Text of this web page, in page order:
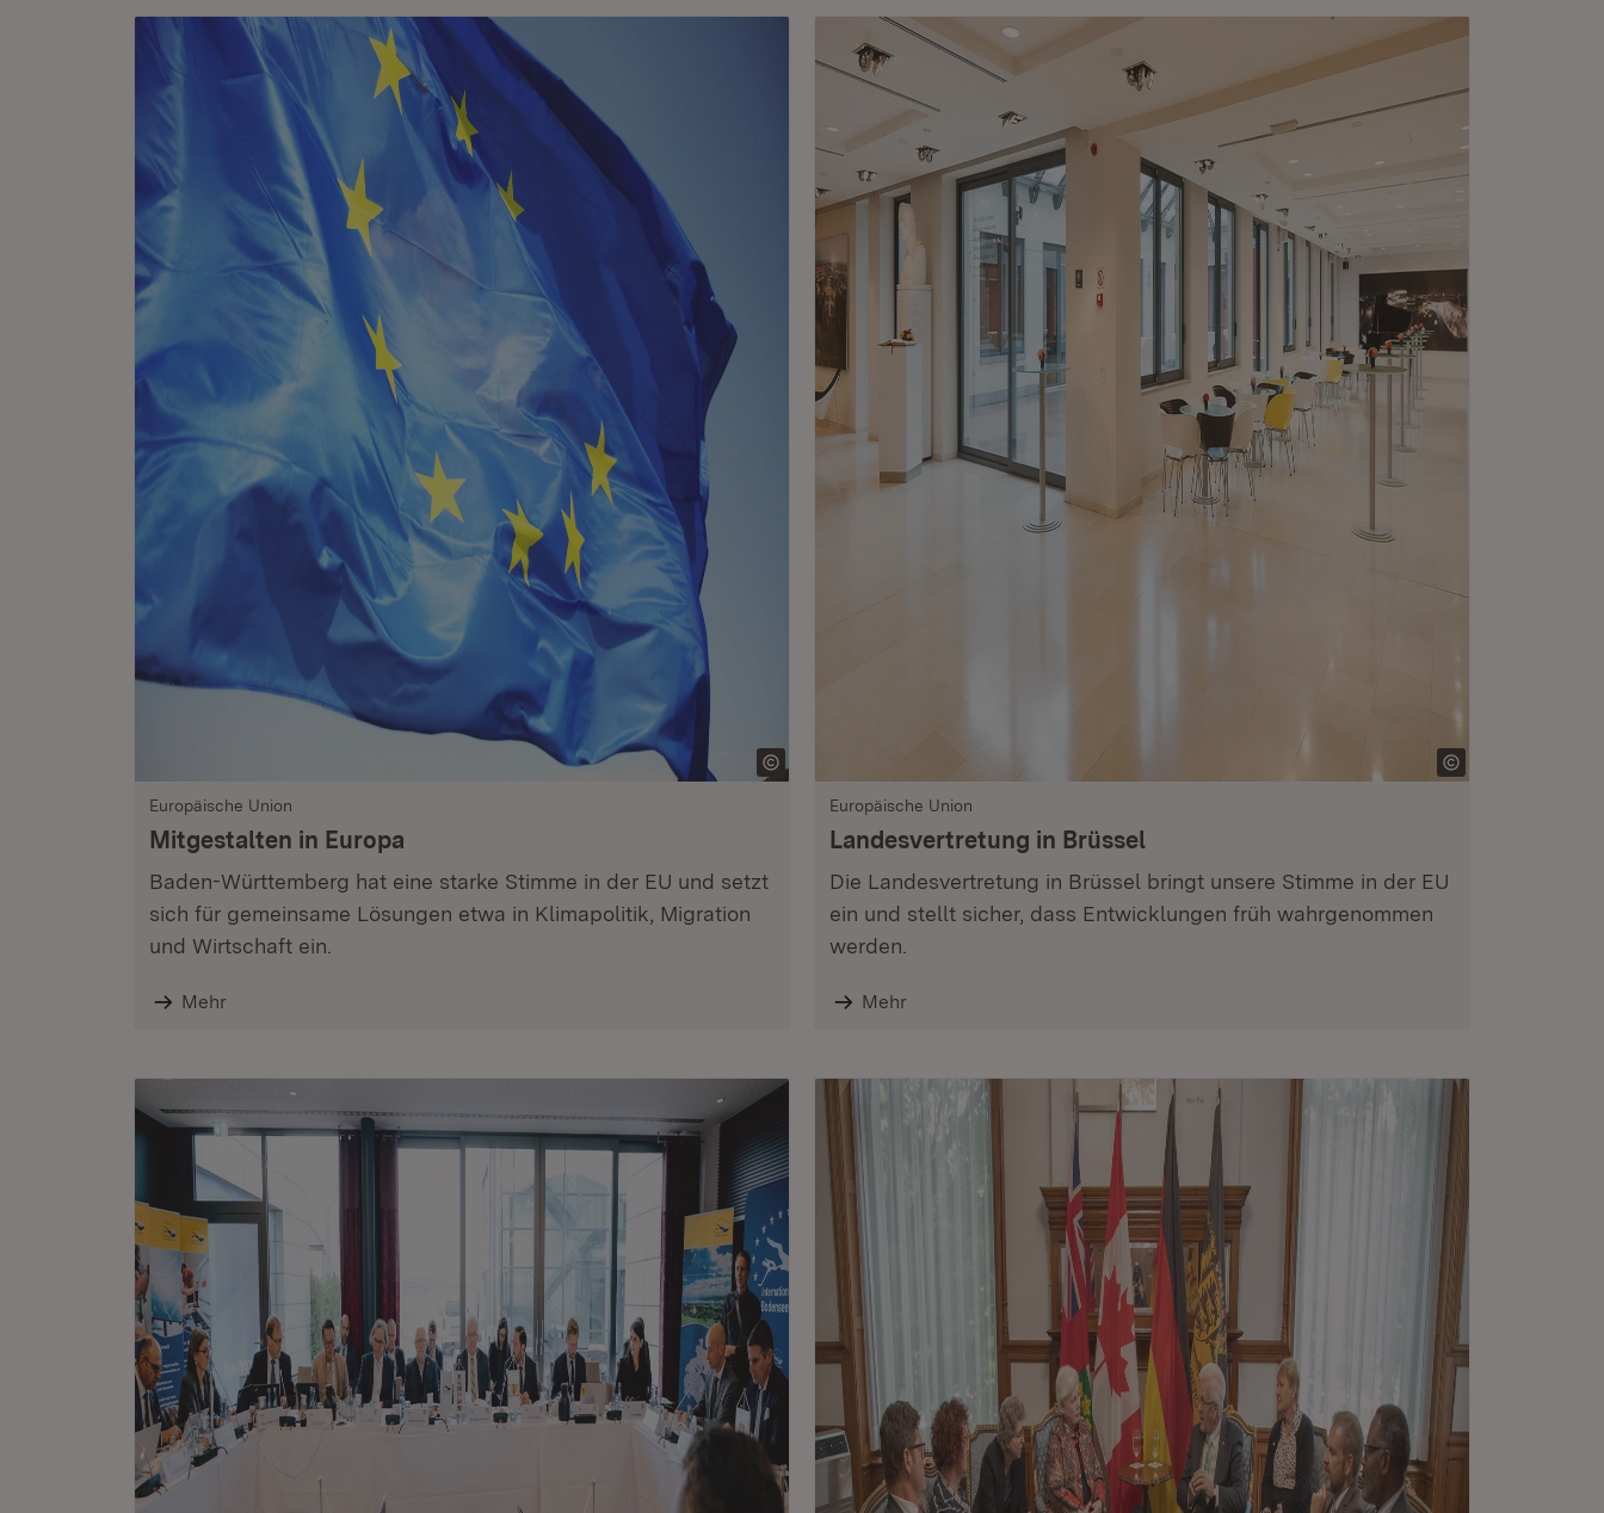
Europäische Union
Mitgestalten in Europa
Baden-Württemberg hat eine starke Stimme in der EU und setzt
sich für gemeinsame Lösungen etwa in Klimapolitik, Migration
und Wirtschaft ein.
Mehr
Europäische Union
Landesvertretung in Brüssel
Die Landesvertretung in Brüssel bringt unsere Stimme in der EU
ein und stellt sicher, dass Entwicklungen früh wahrgenommen
werden.
Mehr